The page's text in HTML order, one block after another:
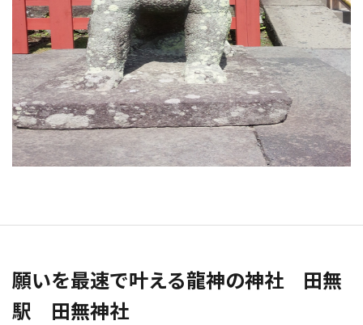
願いを最速で叶える龍神の神社 田無
駅 田無神社